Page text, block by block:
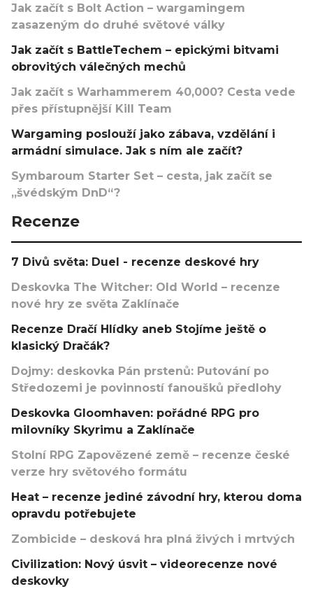
Jak začít s Bolt Action – wargamingem
zasazeným do druhé světové války
Jak začít s BattleTechem – epickými bitvami
obrovitých válečných mechů
Jak začít s Warhammerem 40,000? Cesta vede
přes přístupnější Kill Team
Wargaming poslouží jako zábava, vzdělání i
armádní simulace. Jak s ním ale začít?
Symbaroum Starter Set – cesta, jak začít se
„švédským DnD“?
Recenze
7 Divů světa: Duel - recenze deskové hry
Deskovka The Witcher: Old World – recenze
nové hry ze světa Zaklínače
Recenze Dračí Hlídky aneb Stojíme ještě o
klasický Dračák?
Dojmy: deskovka Pán prstenů: Putování po
Středozemi je povinností fanoušků předlohy
Deskovka Gloomhaven: pořádné RPG pro
milovníky Skyrimu a Zaklínače
Stolní RPG Zapovězené země – recenze české
verze hry světového formátu
Heat – recenze jediné závodní hry, kterou doma
opravdu potřebujete
Zombicide – desková hra plná živých i mrtvých
Civilization: Nový úsvit – videorecenze nové
deskovky